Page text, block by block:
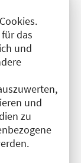
das
und
und
zu
(12)